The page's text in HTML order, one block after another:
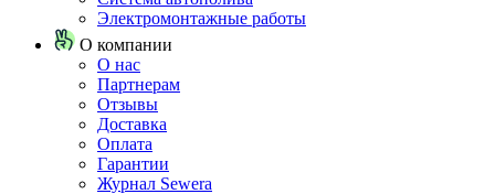
Электромонтажные работы
О компании
О нас
Партнерам
Отзывы
Доставка
Оплата
Гарантии
Журнал Sewera